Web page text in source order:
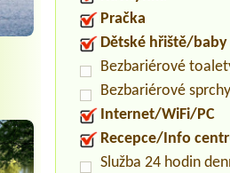
Pračka
Dětské hřiště/
Bezbariérové
Bezbariérové sprchy
Internet/WiFi/PC
Recepce/Info
Služba 24 hodin